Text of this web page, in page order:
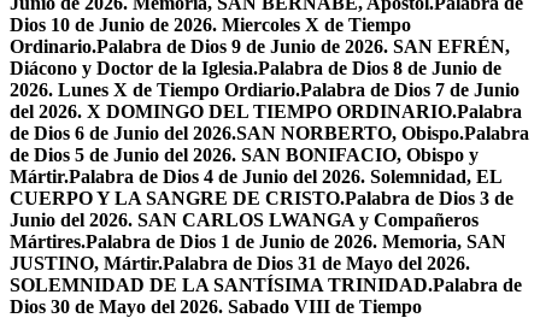
Dios 10 de Junio de 2026. Miercoles X de Tiempo
Ordinario.Palabra de Dios 9 de Junio de 2026. SAN EFRÉN,
Diácono y Doctor de la Iglesia.Palabra de Dios 8 de Junio de
2026. Lunes X de Tiempo Ordiario.Palabra de Dios 7 de Junio
del 2026. X DOMINGO DEL TIEMPO ORDINARIO.Palabra
de Dios 6 de Junio del 2026.SAN NORBERTO, Obispo.Palabra
de Dios 5 de Junio del 2026. SAN BONIFACIO, Obispo y
Mártir.Palabra de Dios 4 de Junio del 2026. Solemnidad, EL
CUERPO Y LA SANGRE DE CRISTO.Palabra de Dios 3 de
Junio del 2026. SAN CARLOS LWANGA y Compañeros
Mártires.Palabra de Dios 1 de Junio de 2026. Memoria, SAN
JUSTINO, Mártir.Palabra de Dios 31 de Mayo del 2026.
SOLEMNIDAD DE LA SANTÍSIMA TRINIDAD.Palabra de
Dios 30 de Mayo del 2026. Sabado VIII de Tiempo